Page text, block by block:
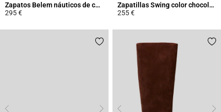
Zapatos Belem náuticos de cuero
295 €
Zapatillas Swing color chocolate
255 €